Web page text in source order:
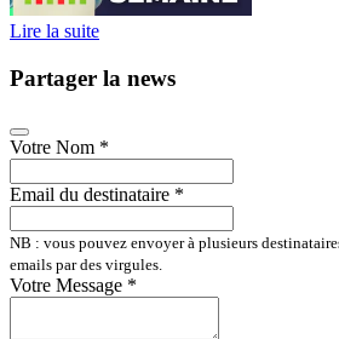
Lire la suite
Partager la news
Votre Nom *
Email du destinataire *
NB : vous pouvez envoyer à plusieurs
emails par des virgules.
Votre Message *